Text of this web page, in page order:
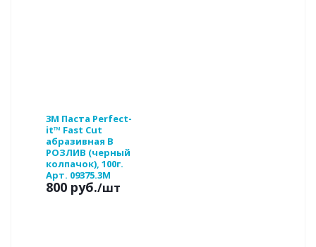
3М Паста Perfect-
it™ Fast Cut
абразивная В
РОЗЛИВ (черный
колпачок), 100г.
Арт. 09375.3M
800 руб./шт